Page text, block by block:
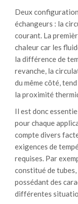
Deux
échangeurs : la
courant. La
chaleur car les
la différence de
revanche, la
du même côté,
la proximité
Il est donc
pour chaque
compte divers
exigences de
requises. Par
constitué de tubes,
possédant des
différentes